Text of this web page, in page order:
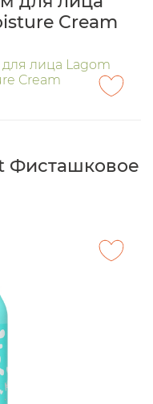
Cream
Фисташковое